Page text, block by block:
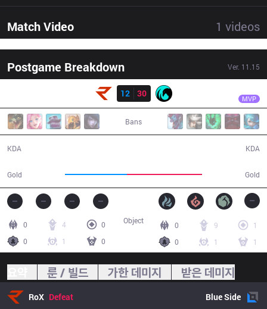
Match Video 1 videos
Postgame Breakdown Ver. 11.15
12
30 MVP
Bans
KDA
Gold Gold
KDA
0 4
0
0
1 0
0 9
1
0
1 1
Object
룬 / 빌드 가한 데미지 받은 데미지
RoX Defeat BlueSide